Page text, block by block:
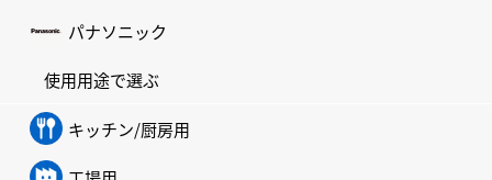
パナソニック
使用用途で選ぶ
キッチン/厨房用